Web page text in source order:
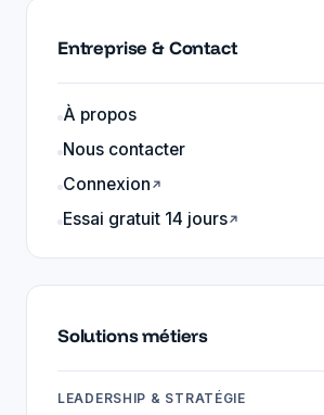
Entreprise & Contact
À propos
Nous contacter
Connexion ↗
Essai gratuit 14 jours↗
Solutions métiers
LEADERSHIP & STRATÉGIE